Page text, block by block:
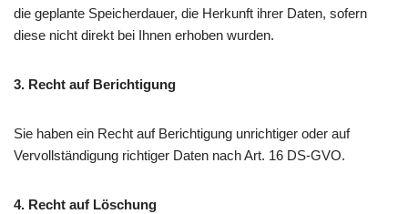
die geplante Speicherdauer, die Herkunft ihrer Daten, sofern
diese nicht direkt bei Ihnen erhoben wurden.
3. Recht auf Berichtigung
Sie haben ein Recht auf Berichtigung unrichtiger oder auf
Vervollständigung richtiger Daten nach Art. 16 DS-GVO.
4. Recht auf Löschung